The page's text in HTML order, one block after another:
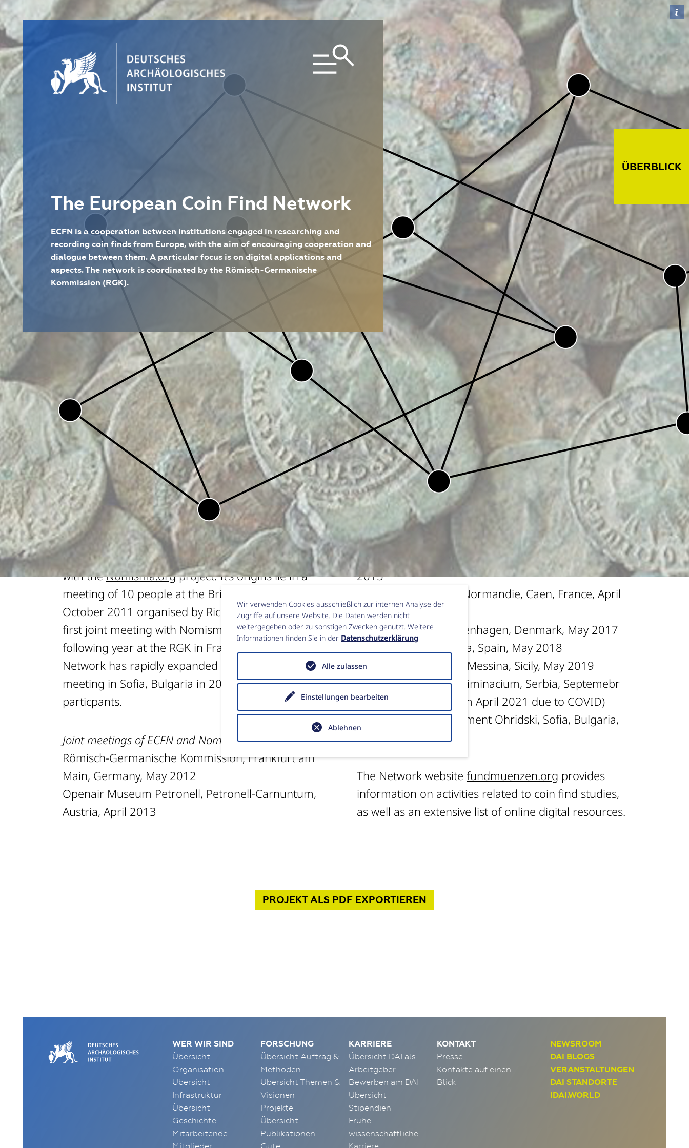
The European Coin Find Network
ECFN is a cooperation between institutions engaged in researching and
recording coin finds from Europe, with the aim of encouraging cooperation and
dialogue between them. A particular focus is on digital applications and
aspects. The network is coordinated by the Römisch-Germanische
Kommission (RGK).
ÜBERBLICK
DAI StandortRömisch-Germanische Kommission
Projektart
Teilprojekt einer Verbundforschung
Laufzeit12.2009 - 08.2024
METADATEN
ÜBERBLICK
The main activity of the European Coin Find Network
consists in an annual meeting hosted by one of the
particpating institutions, generally in conjunction
with theNomisma.orgproject. It's origins lie in a
meeting of 10 people at the British Museum in
October 2011 organised by Rick Witschonke. The
first joint meeting with Nomisma.org took place the
following year at the RGK in Frankfurt. Since then the
Network has rapidly expanded and the tenth joint
meeting in Sofia, Bulgaria in 2023 attracted 178
particpants.
Joint meetings of ECFN and Nomisma.org
Römisch-Germanische Kommission, Frankfurt am
Main, Germany, May 2012
Openair Museum Petronell, Petronell-Carnuntum,
Austria, April 2013
Inventar der Fundmünzen der Schweiz, Basel, March
2014
University of Warsaw, Nieberów Palace, Poland, April
2015
Université de Caen - Normandie, Caen, France, April
2016
Nationalmuseet, Copenhagen, Denmark, May 2017
Universitat de Valencia, Spain, May 2018
Università degli Studi Messina, Sicily, May 2019
Archaeological Park Viminacium, Serbia, Septemebr
2021 (postponed from April 2021 due to COVID)
Sofia University St. Kliment Ohridski, Sofia, Bulgaria,
June 2023
The Network website fundmuenzen.org provides
information on activities related to coin find studies,
as well as an extensive list of online digital resources.
PROJEKTALS PDF EXPORTIEREN
NEWSROOM
DAI BLOGS
VERANSTALTUNGEN
DAI STANDORTE
IDAI.WORLD
WER WIR SIND
Übersicht
Organisation
Übersicht
Infrastruktur
Übersicht
Geschichte
Mitarbeitende
Mitglieder
FORSCHUNG
Übersicht Auftrag &
Methoden
Übersicht Themen &
Visionen
Projekte
Übersicht
Publikationen
Gute
KARRIERE
Übersicht DAI als
Arbeitgeber
Bewerben am DAI
Übersicht
Stipendien
Frühe
wissenschaftliche
Karriere
KONTAKT
Presse
Kontakte auf einen
Blick
Wir verwenden Cookies ausschließlich zur internen Analyse der
Zugriffe auf unsere Website. Die Daten werden nicht
weitergegeben oder zu sonstigen Zwecken genutzt. Weitere
Informationen finden Sie in der Datenschutzerklärung
Einstellungen bearbeiten
Ablehnen
Alle zulassen